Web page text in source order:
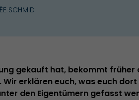
SCHMID
gekauft hat, bekommt früher
erklären euch, was euch
den Eigentümern gefasst